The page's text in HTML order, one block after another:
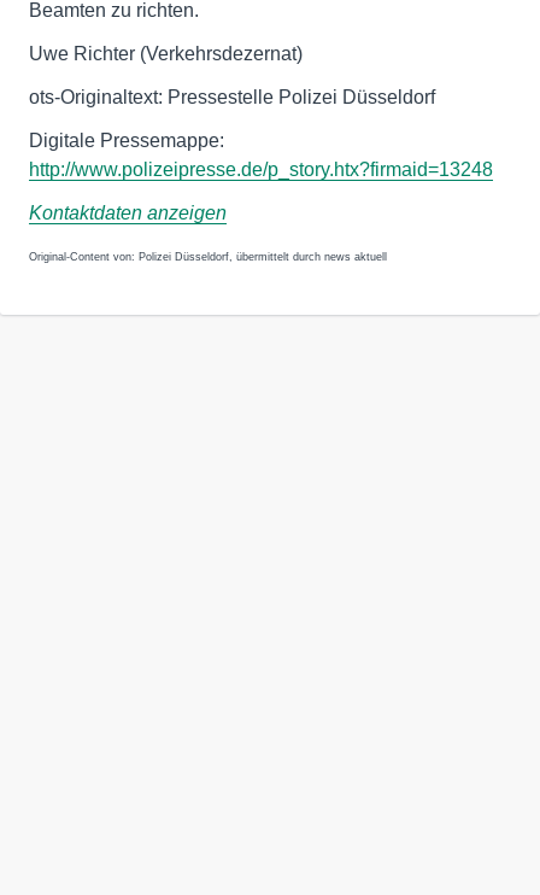
Beamten zu richten.
Uwe Richter (Verkehrsdezernat)
ots-Originaltext: Pressestelle Polizei Düsseldorf
http://www.polizeipresse.de/p_story.htx?firmaid=13248
Kontaktdaten anzeigen
Original-Content von: Polizei Düsseldorf, übermittelt durch news aktuell